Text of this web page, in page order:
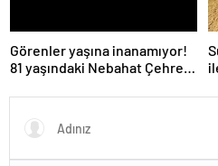
Görenler yaşına inanamıyor!
81 yaşındaki Nebahat Çehre